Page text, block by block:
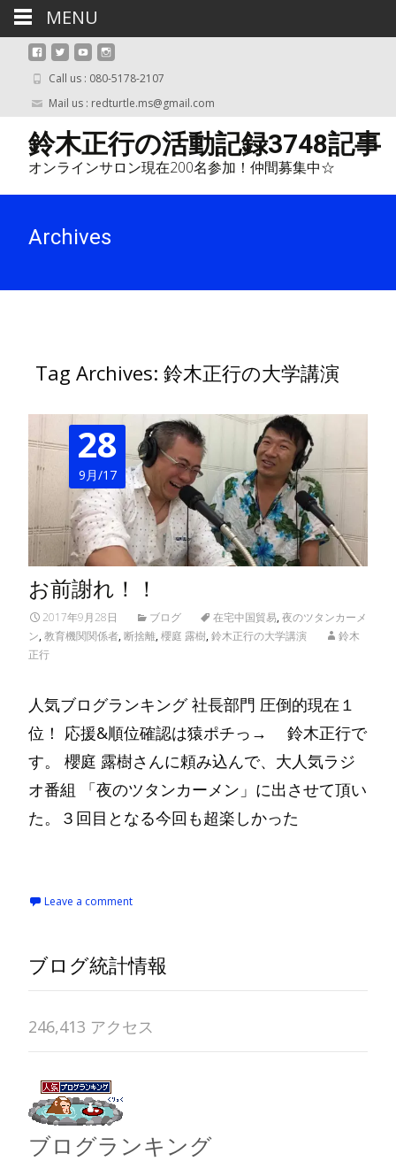
Call us : 080-5178-2107
Mail us : redturtle.ms@gmail.com
鈴木正行の活動記録3748記事
オンラインサロン現在200名参加！仲間募集中☆
Archives
Tag Archives: 鈴木正行の大学講演
28
9月/17
お前謝れ！！
2017年9月28日 ブログ 在宅中国貿易,夜のツタンカーメ
ン,教育機関関係者,断捨離,櫻庭 露樹,鈴木正行の大学講演
鈴木
正行
人気ブログランキング 社長部門 圧倒的現在１
位！ 応援&順位確認は猿ポチっ→ 鈴木正行で
す。 櫻庭 露樹さんに頼み込んで、大人気ラジ
オ番組 「夜のツタンカーメン」に出させて頂い
た。３回目となる今回も超楽しかった
Leave a comment
ブログ統計情報
246,413 アクセス
ブログランキング
MENU